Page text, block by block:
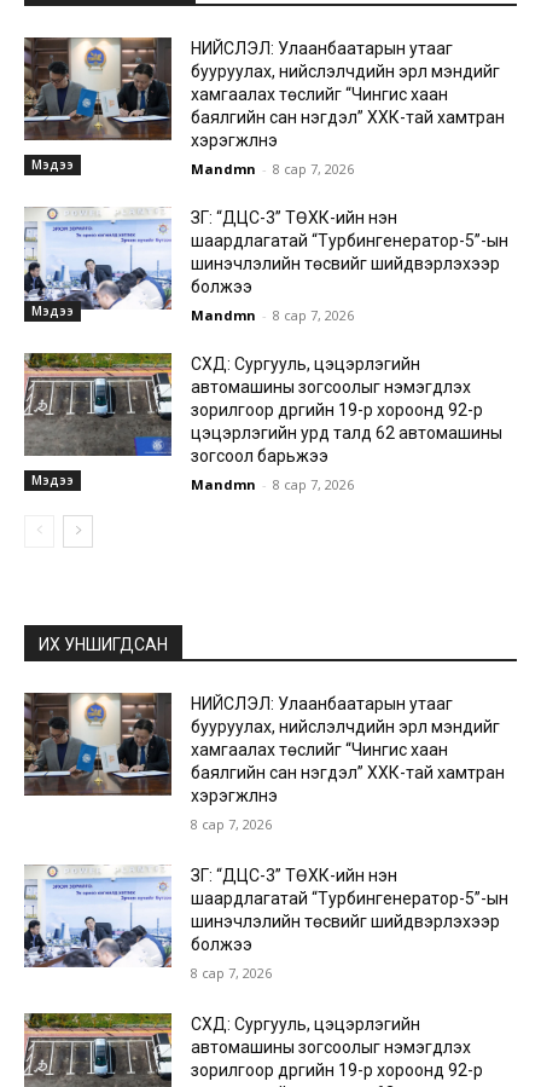
Мэдээ
НИЙСЛЭЛ: Улаанбаатарын утааг
бууруулах, нийслэлчүүдийн эрүүл мэндийг
хамгаалах төслийг “Чингис хаан
баялгийн сан нэгдэл” ХХК-тай хамтран
хэрэгжүүлнэ
Mandmn - 8 сар 7, 2026
Мэдээ
ЗГ: “ДЦС-3” ТӨХК-ийн нэн
шаардлагатай “Турбингенератор-5”-ын
шинэчлэлийн төсвийг шийдвэрлэхээр
болжээ
Mandmn - 8 сар 7, 2026
Мэдээ
СХД: Сургууль, цэцэрлэгийн
автомашины зогсоолыг нэмэгдүүлэх
зорилгоор дүүргийн 19-р хороонд 92-р
цэцэрлэгийн урд талд 62 автомашины
зогсоол барьжээ
Mandmn - 8 сар 7, 2026
ИХ УНШИГДСАН
НИЙСЛЭЛ: Улаанбаатарын утааг
бууруулах, нийслэлчүүдийн эрүүл мэндийг
хамгаалах төслийг “Чингис хаан
баялгийн сан нэгдэл” ХХК-тай хамтран
хэрэгжүүлнэ
8 сар 7, 2026
ЗГ: “ДЦС-3” ТӨХК-ийн нэн
шаардлагатай “Турбингенератор-5”-ын
шинэчлэлийн төсвийг шийдвэрлэхээр
болжээ
8 сар 7, 2026
СХД: Сургууль, цэцэрлэгийн
автомашины зогсоолыг нэмэгдүүлэх
зорилгоор дүүргийн 19-р хороонд 92-р